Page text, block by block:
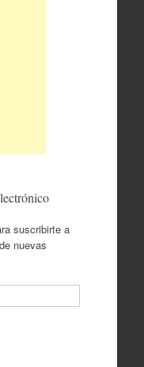
suscribirte a
nuevas